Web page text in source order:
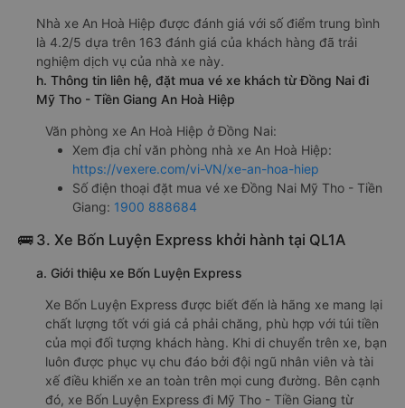
Nhà xe An Hoà Hiệp được đánh giá với số điểm trung bình
là 4.2/5 dựa trên 163 đánh giá của khách hàng đã trải
nghiệm dịch vụ của nhà xe này.
h. Thông tin liên hệ, đặt mua vé xe khách từ Đồng Nai đi
Mỹ Tho - Tiền Giang An Hoà Hiệp
Văn phòng xe An Hoà Hiệp ở Đồng Nai:
Xem địa chỉ văn phòng nhà xe An Hoà Hiệp:
https://vexere.com/vi-VN/xe-an-hoa-hiep
Số điện thoại đặt mua vé xe Đồng Nai Mỹ Tho - Tiền
Giang: 1900 888684
🚌 3. Xe Bốn Luyện Express khởi hành tại QL1A
a. Giới thiệu xe Bốn Luyện Express
Xe Bốn Luyện Express được biết đến là hãng xe mang lại
chất lượng tốt với giá cả phải chăng, phù hợp với túi tiền
của mọi đối tượng khách hàng. Khi di chuyển trên xe, bạn
luôn được phục vụ chu đáo bởi đội ngũ nhân viên và tài
xế điều khiển xe an toàn trên mọi cung đường. Bên cạnh
đó, xe Bốn Luyện Express đi Mỹ Tho - Tiền Giang từ